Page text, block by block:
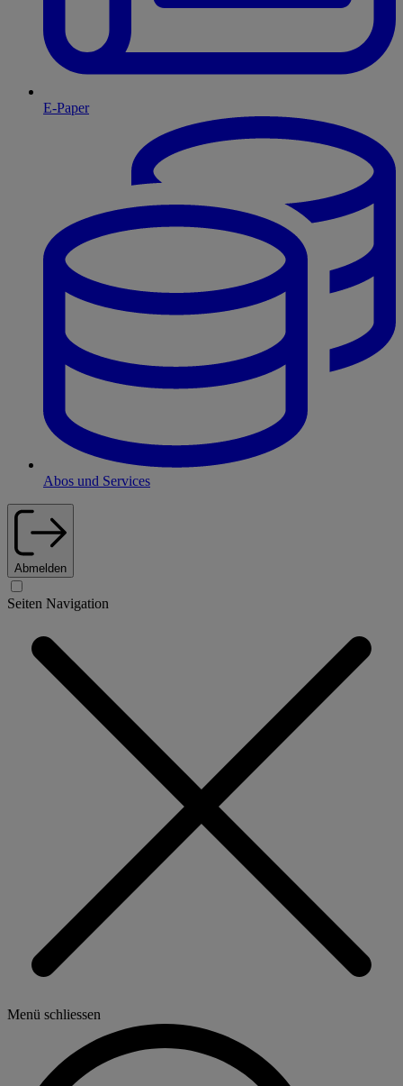
E-Paper
Abos und Services
Abmelden
Seiten Navigation
Menü schliessen